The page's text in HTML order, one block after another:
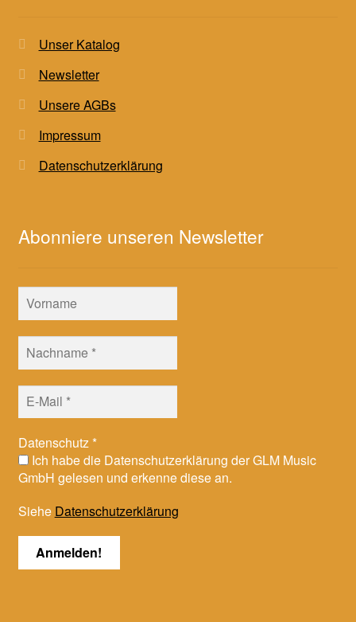
Unser Katalog
Newsletter
Unsere AGBs
Impressum
Datenschutzerklärung
Abonniere unseren Newsletter
Datenschutz*
Ich habe die Datenschutzerklärung der GLM Music
GmbH gelesen und erkenne diese an.
Siehe Datenschutzerklärung